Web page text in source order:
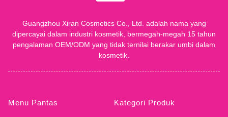
Guangzhou Xiran Cosmetics Co., Ltd. adalah nama yang
dipercayai dalam industri kosmetik, bermegah-megah 15 tahun
pengalaman OEM/ODM yang tidak ternilai berakar umbi dalam
kosmetik.
Menu Pantas Kategori Produk